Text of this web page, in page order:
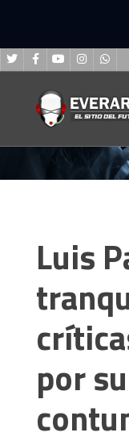
Luis
por